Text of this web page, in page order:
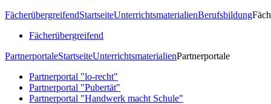
FächerübergreifendStartseiteUnterrichtsmaterialienBerufsbildung
Fächerübergreifend
PartnerportaleStartseiteUnterrichtsmaterialienPartnerportale
Partnerportal "lo-recht"
Partnerportal "Pubertät"
Partnerportal "Handwerk macht Schule"